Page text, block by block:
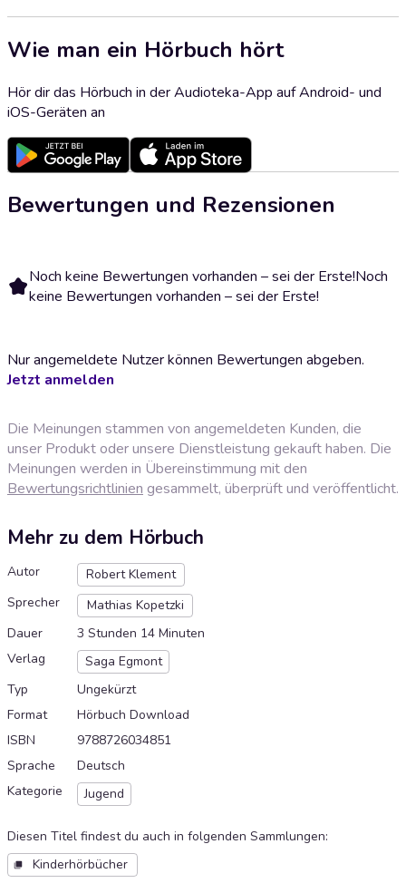
Wie man ein Hörbuch hört
Hör dir das Hörbuch in der Audioteka-App auf Android- und
iOS-Geräten an
Bewertungen und Rezensionen
Noch keine Bewertungen vorhanden – sei der Erste!Noch
keine Bewertungen vorhanden – sei der Erste!
Nur angemeldete Nutzer können Bewertungen abgeben.
Jetzt anmelden
Die Meinungen stammen von angemeldeten Kunden, die
unser Produkt oder unsere Dienstleistung gekauft haben. Die
Meinungen werden in Übereinstimmung mit den
Bewertungsrichtlinien gesammelt, überprüft und veröffentlicht.
Mehr zu dem Hörbuch
Autor
Robert Klement
Sprecher
Mathias Kopetzki
Dauer
3 Stunden 14 Minuten
Verlag
Saga Egmont
Typ
Ungekürzt
Format
Hörbuch Download
ISBN
9788726034851
Sprache
Deutsch
Kategorie
Jugend
Diesen Titel findest du auch in folgenden Sammlungen:
Kinderhörbücher